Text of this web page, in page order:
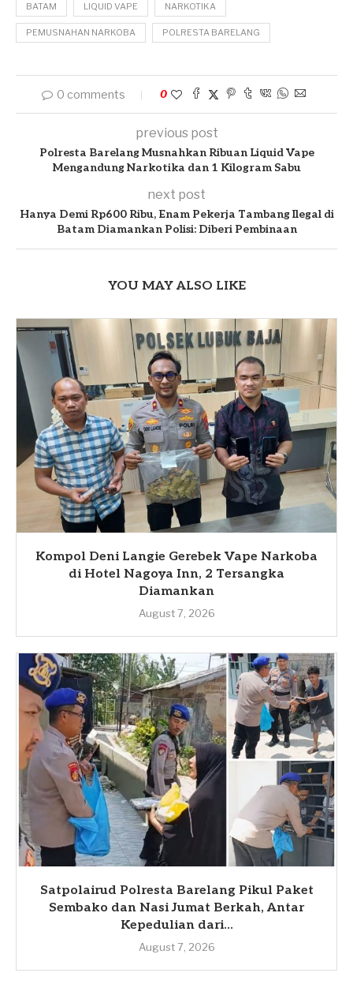
BATAM LIQUID VAPE NARKOTIKA
PEMUSNAHAN NARKOBA POLRESTA BARELANG
0 comments 0
previous post
Polresta Barelang Musnahkan Ribuan Liquid Vape
Mengandung Narkotika dan 1 Kilogram Sabu
next post
Hanya Demi Rp600 Ribu, Enam Pekerja Tambang Ilegal di
Batam Diamankan Polisi: Diberi Pembinaan
YOU MAY ALSO LIKE
Kompol Deni Langie Gerebek Vape Narkoba
di Hotel Nagoya Inn, 2 Tersangka
Diamankan
August 7, 2026
Satpolairud Polresta Barelang Pikul Paket
Sembako dan Nasi Jumat Berkah, Antar
Kepedulian dari...
August 7, 2026